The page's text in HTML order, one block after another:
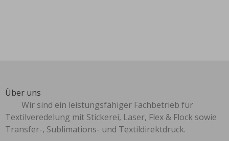
Über uns
Wir sind ein leistungsfähiger Fachbetrieb für
Textilveredelung mit Stickerei, Laser, Flex & Flock sowie
Transfer-, Sublimations- und Textildirektdruck.